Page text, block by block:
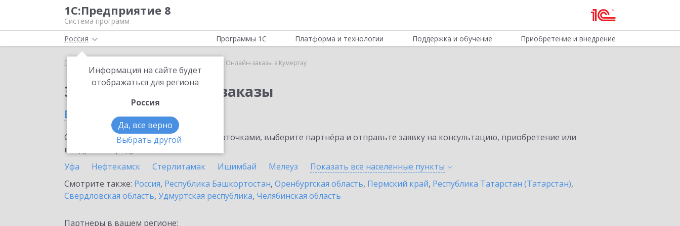
1С:Предприятие 8
Система программ
Россия
Информация на сайте будет
отображаться для региона
Россия
Да, все верно
Выбрать другой
Программы 1С Платформа и технологии Поддержка и обучение Приобретение и внедрение
Главная 1С:Онлайн-заказы в Кумертау
Заказать 1С:Онлайн-заказы
в Кумертау
Ознакомьтесь с информационными карточками, выберите партнёра и отправьте заявку на консультацию, приобретение или
внедрение продукта.
Уфа
Нефтекамск Стерлитамак Ишимбай Мелеуз Показать все населенные пункты
Смотрите также: Россия, Республика Башкортостан, Оренбургская область, Пермский край, Республика Татарстан (Татарстан),
Свердловская область, Удмуртская республика, Челябинская область
Партнеры в вашем регионе: